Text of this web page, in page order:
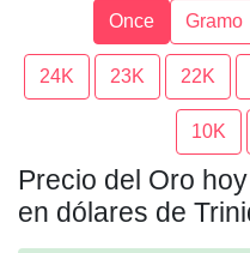
Once Gramo
24K 23K 22K
10K
Precio del Oro
en dólares de